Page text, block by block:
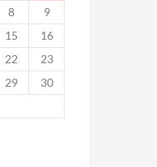
8
9
15
16
22
23
29
30